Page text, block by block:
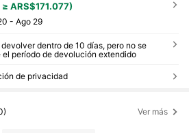
ARS$171.077)
- Ago 29
dentro de 10 días, pero no se
período de devolución extendido
de privacidad
Ver más